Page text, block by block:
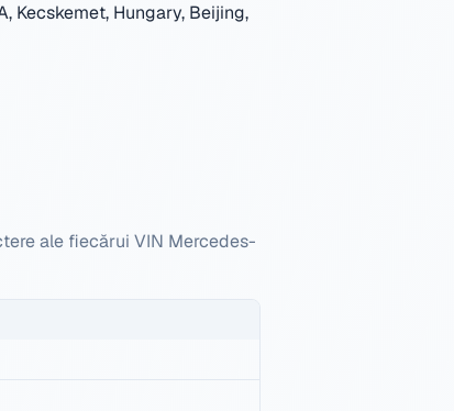
Kecskemet, Hungary, Beijing,
ale fiecărui VIN Mercedes-